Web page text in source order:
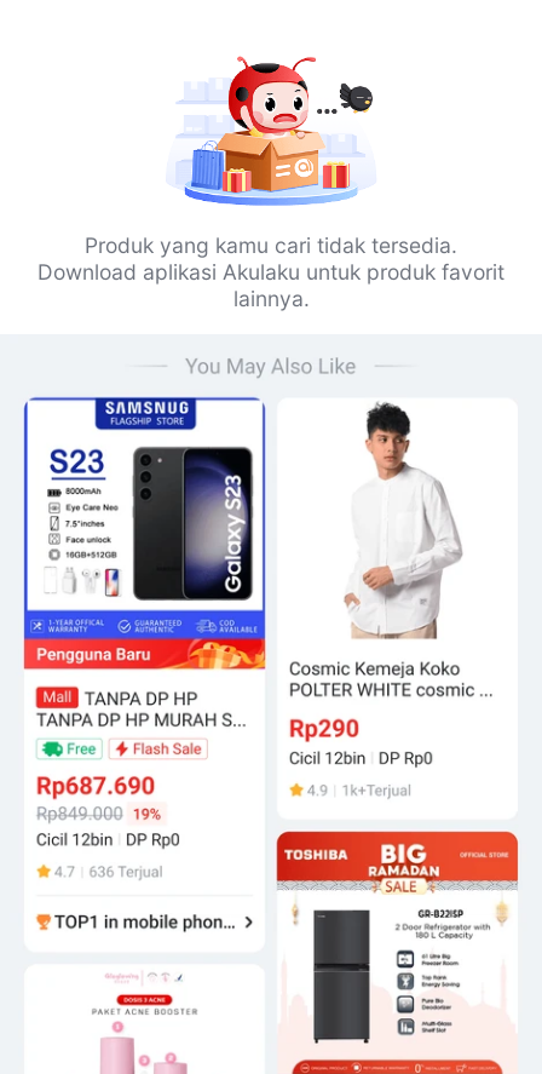
Produk yang kamu cari tidak tersedia.
Download aplikasi Akulaku untuk produk favorit
lainnya.